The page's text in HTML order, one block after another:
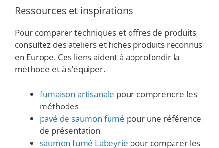
Ressources et inspirations
Pour comparer techniques et offres de produits,
consultez des ateliers et fiches produits reconnus
en Europe. Ces liens aident à approfondir la
méthode et à s’équiper.
fumaison artisanale pour comprendre les
méthodes
pavé de saumon fumé pour une référence
de présentation
saumon fumé Labeyrie pour comparer les